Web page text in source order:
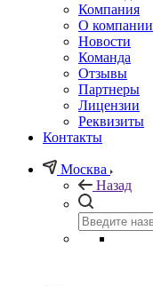
Компания
О компании
Новости
Команда
Отзывы
Партнеры
Лицензии
Реквизиты
Контакты
Москва
Назад